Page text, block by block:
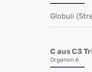
Globuli
C aus C3
Organon 6